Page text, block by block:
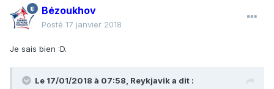
Bézoukhov
Posté 17 janvier 2018
Je sais bien :D.
Le 17/01/2018 à 07:58, Reykjavika dit :